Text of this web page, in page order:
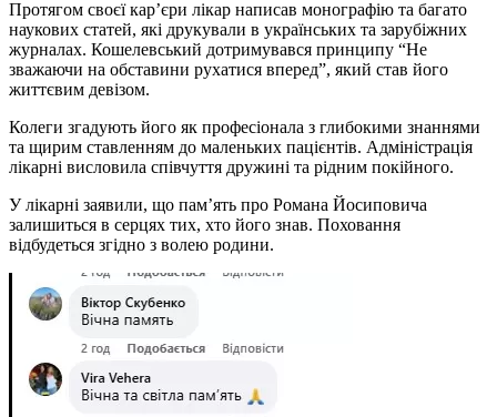
Протягом своєї кар’єри лікар написав монографію та багато
наукових статей, які друкували в українських та зарубіжних
журналах. Кошелевський дотримувався принципу “Не
зважаючи на обставини рухатися вперед”, який став його
життєвим девізом.
Колеги згадують його як професіонала з глибокими знаннями
та щирим ставленням до маленьких пацієнтів. Адміністрація
лікарні висловила співчуття дружині та рідним покійного.
У лікарні заявили, що пам’ять про Романа Йосиповича
залишиться в серцях тих, хто його знав. Поховання
відбудеться згідно з волею родини.